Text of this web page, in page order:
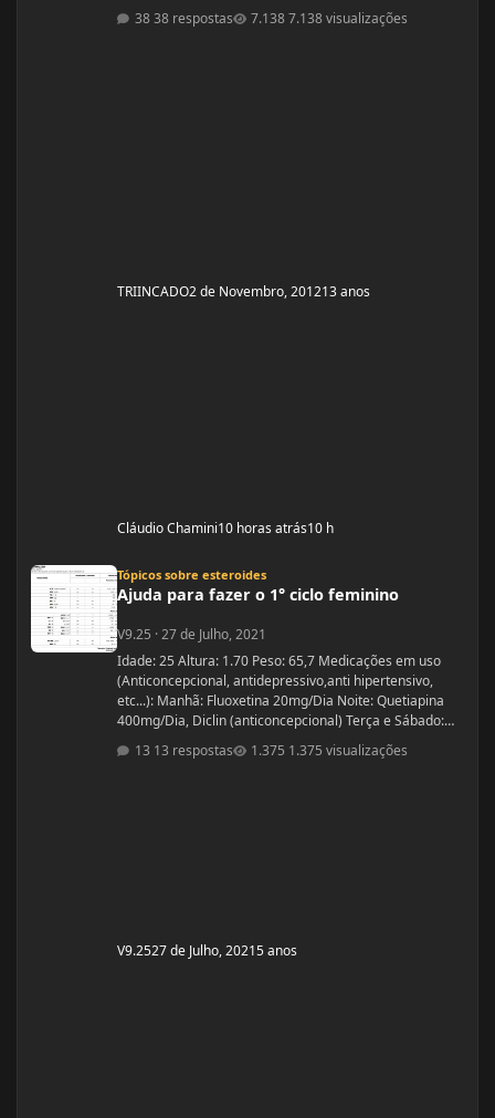
38 respostas
7.138 visualizações
TRIINCADO2 de Novembro, 201213 anos
Cláudio Chamini10 horas atrás10 h
Tópicos sobre esteroides
Ajuda para fazer o 1° ciclo feminino
V9.25 ·27 de Julho, 2021
Idade: 25 Altura: 1.70 Peso: 65,7 Medicações em uso
(Anticoncepcional, antidepressivo,anti hipertensivo,
etc...): Manhã: Fluoxetina 20mg/Dia Noite: Quetiapina
400mg/Dia, Diclin (anticoncepcional) Terça e Sábado:
cirurgias: Frequentemente tenho hipoglicemia oque faz
13 respostas 1.375 visualizações
V9.2527 de Julho, 20215 anos